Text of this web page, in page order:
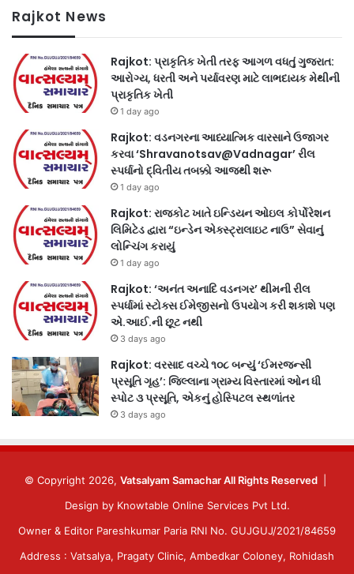
Rajkot News
Rajkot: પ્રાકૃતિક ખેતી તરફ આગળ વધતું ગુજરાત:
આરોગ્ય, ધરતી અને પર્યાવરણ માટે લાભદાયક મેથીની
પ્રાકૃતિક ખેતી
1 day ago
Rajkot: વડનગરના આધ્યાત્મિક વારસાને ઉજાગર
કરવા ‘Shravanotsav@Vadnagar’ રીલ
સ્પર્ધાનો દ્વિતીય તબક્કો આજથી શરૂ
1 day ago
Rajkot: રાજકોટ ખાતે ઇન્ડિયન ઓઇલ કોર્પોરેશન
લિમિટેડ દ્વારા “ઇન્ડેન એક્સ્ટ્રાલાઇટ નાઉ” સેવાનું
લોન્ચિંગ કરાયું
1 day ago
Rajkot: ‘અનંત અનાદિ વડનગર’ થીમની રીલ
સ્પર્ધામાં સ્ટોક્સ ઈમેજીસનો ઉપયોગ કરી શકાશે પણ
એ.આઈ.ની છૂટ નથી
3 days ago
Rajkot: વરસાદ વચ્ચે ૧૦૮ બન્યું ‘ઈમરજન્સી
પ્રસૂતિ ગૃહ’: જિલ્લાના ગ્રામ્ય વિસ્તારમાં ઓન ધી
સ્પોટ ૩ પ્રસૂતિ, એકનું હોસ્પિટલ સ્થળાંતર
3 days ago
© Copyright 2026, Vatsalyam Samachar All Rights Reserved
Design by Knowtable Online Services Pvt Ltd.
Owner & Editor Pareshkumar Paria RNI No. GUJGUJ/2021/84659
Address : Vatsalya, Pragaty Clinic, Ambedkar Coloney, Rohidash